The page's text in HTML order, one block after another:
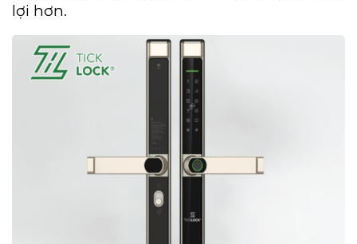
lợi hơn.